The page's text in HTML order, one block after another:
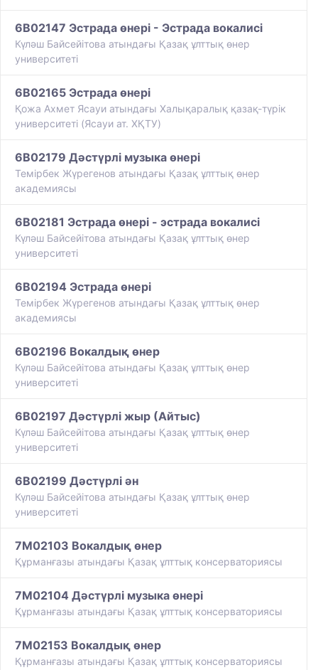
6B02147 Эстрада өнері - Эстрада вокалисі
Күләш Байсейітова атындағы Қазақ ұлттық өнер
университеті
6B02165 Эстрада өнері
Қожа Ахмет Ясауи атындағы Халықаралық қазақ-түрiк
университетi (Ясауи ат. ХҚТУ)
6B02179 Дәстүрлі музыка өнері
Темірбек Жүрегенов атындағы Қазақ ұлттық өнер
академиясы
6B02181 Эстрада өнері - эстрада вокалисі
Күләш Байсейітова атындағы Қазақ ұлттық өнер
университеті
6B02194 Эстрада өнері
Темірбек Жүрегенов атындағы Қазақ ұлттық өнер
академиясы
6B02196 Вокалдық өнер
Күләш Байсейітова атындағы Қазақ ұлттық өнер
университеті
6B02197 Дәстүрлі жыр (Айтыс)
Күләш Байсейітова атындағы Қазақ ұлттық өнер
университеті
6B02199 Дәстүрлі ән
Күләш Байсейітова атындағы Қазақ ұлттық өнер
университеті
7M02103 Вокалдық өнер
Құрманғазы атындағы Қазақ ұлттық консерваториясы
7M02104 Дәстүрлі музыка өнері
Құрманғазы атындағы Қазақ ұлттық консерваториясы
7M02153 Вокалдық өнер
Құрманғазы атындағы Қазақ ұлттық консерваториясы